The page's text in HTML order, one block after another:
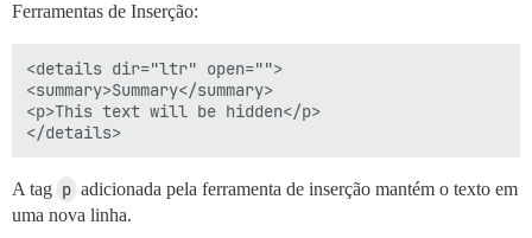
Ferramentas de Inserção:
<details dir="ltr" open="">
<summary>Summary</summary>
<p>This text will be hidden</p>
A tag p adicionada pela ferramenta de inserção mantém o texto em
uma nova linha.